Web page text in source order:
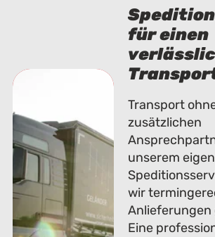
für einen
Transport
zusätzlichen
unserem
wir
Anlieferungen
Eine